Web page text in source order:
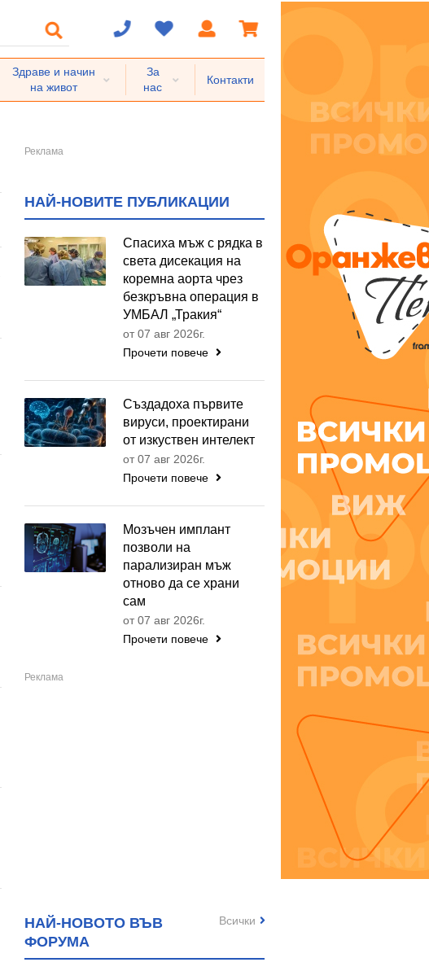
Здраве и начин
на живот
За
нас
Контакти
НАЙ-НОВИТЕ ПУБЛИКАЦИИ
Спасиха мъж с рядка в
света дисекация на
коремна аорта чрез
безкръвна операция в
УМБАЛ „Тракия“
от 07 авг 2026г.
Прочети повече
Създадоха първите
вируси, проектирани
от изкуствен интелект
от 07 авг 2026г.
Прочети повече
Мозъчен имплант
позволи на
парализиран мъж
отново да се храни
сам
от 07 авг 2026г.
Прочети повече
НАЙ-НОВОТО ВЪВ
ФОРУМА
Всички